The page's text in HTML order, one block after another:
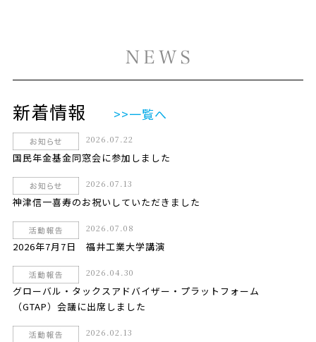
新着情報 >>一覧へ
2026.07.22
国民年金基金同窓会に参加しました
2026.07.13
神津信一喜寿のお祝いしていただきました
2026.07.08
2026年7月7日 福井工業大学講演
2026.04.30
グローバル・タックスアドバイザー・プラットフォーム
（GTAP）会議に出席しました
2026.02.13